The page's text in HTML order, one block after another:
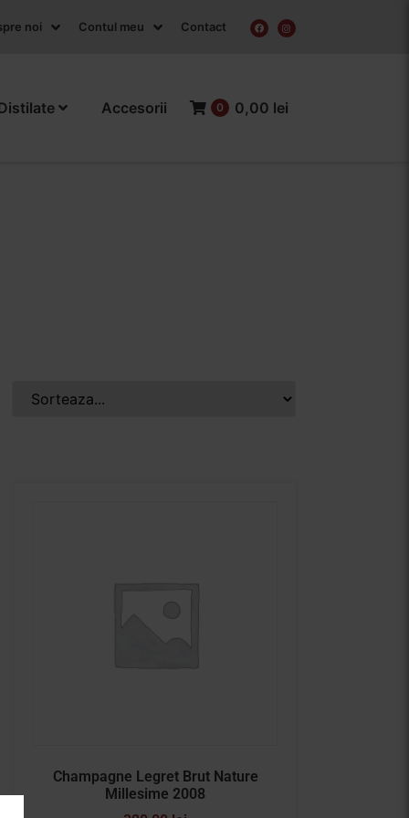
noi Contul meu Contact
Accesorii 0 0,00 lei
Champagne Legret Brut Nature
Millesime 2008